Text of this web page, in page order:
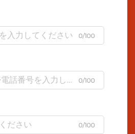
0/100
0/100
0/100